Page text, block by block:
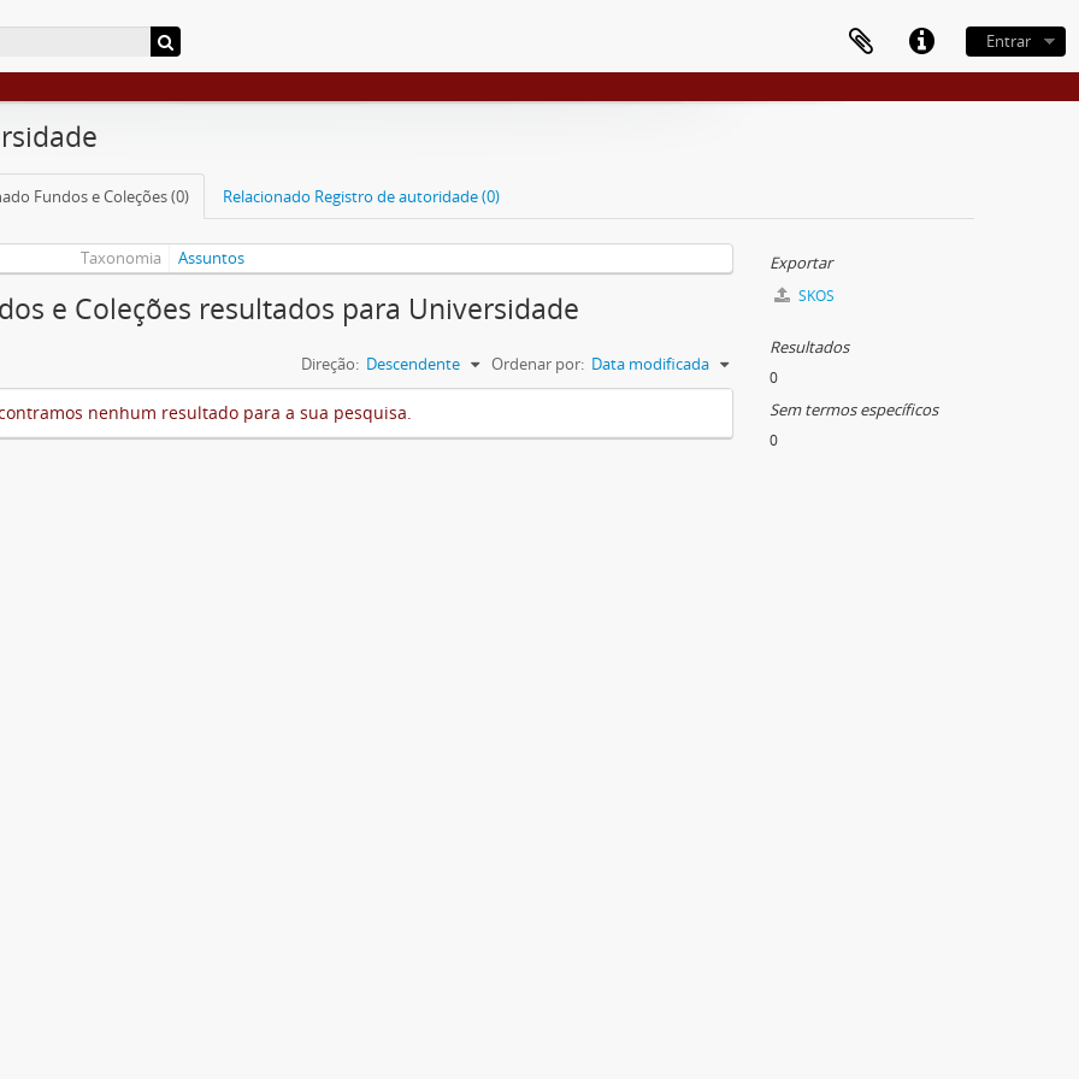
Entrar
Fundos e Coleções (0) Relacionado Registro de autoridade (0)
Taxonomia Assuntos
e Coleções resultados para Universidade
Ordenar por: Data modificada
Direção: Descendente
nenhum resultado para a sua pesquisa.
Exportar
SKOS
Resultados
0
Sem termos específicos
0